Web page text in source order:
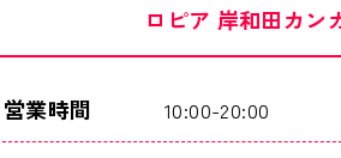
ロピア 岸和田カン
営業時間 10:00-20:00